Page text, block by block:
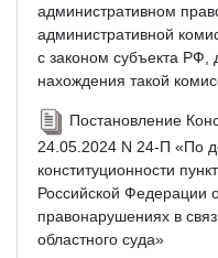
административном
административной
с законом субъекта РФ,
нахождения такой
Постановление
24.05.2024 N 24-П «По
конституционности
Российской Федерации
правонарушениях в
областного суда»